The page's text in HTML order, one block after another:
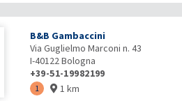
B&B Gambaccini
Via Guglielmo Marconi n. 43
I-40122Bologna
+39-51-19982199
1  1 km